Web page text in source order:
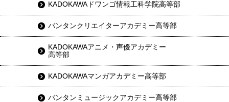
KADOKAWAドワンゴ情報工科学院高等部
バンタンクリエイターアカデミー高等部
KADOKAWAアニメ・声優アカデミー
高等部
KADOKAWAマンガアカデミー高等部
バンタンミュージックアカデミー高等部